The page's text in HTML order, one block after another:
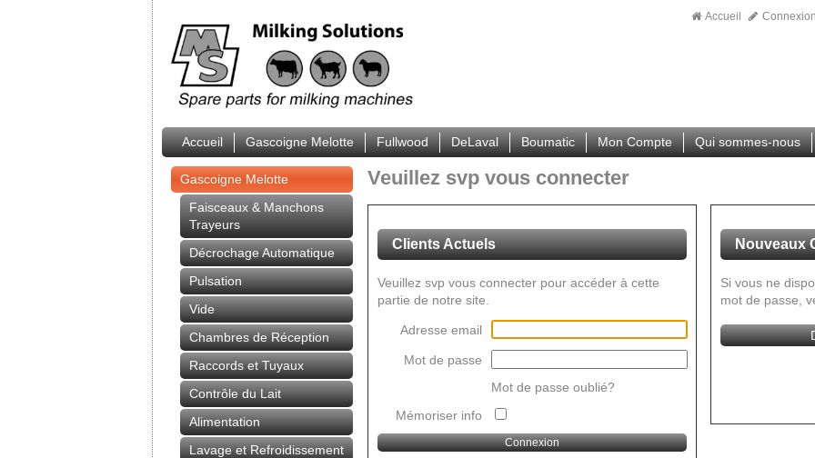
Accueil Connexion
Accueil Gascoigne Melotte Fullwood DeLaval Boumatic Mon Compte Qui sommes-nous
Gascoigne Melotte
Faisceaux & Manchons
Trayeurs
Décrochage Automatique
Pulsation
Vide
Chambres de Réception
Raccords et Tuyaux
Contrôle du Lait
Alimentation
Lavage et Refroidissement
Veuillez svp vous connecter
Clients Actuels
Veuillez svp vous connecter pour accéder à cette
partie de notre site.
Adresse email
Mot de passe
Mot de passe oublié?
Mémoriser info
Nouveaux
Si vous ne
mot de passe,